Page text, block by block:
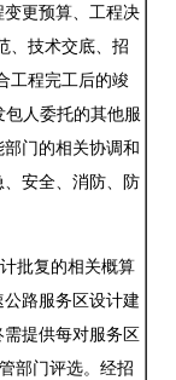
更预算、工程决
、技术交底、招
工程完工后的竣
人委托的其他服
门的相关协调和
安全、消防、防
批复的相关概算
路服务区设计建
提供每对服务区
部门评选。经招